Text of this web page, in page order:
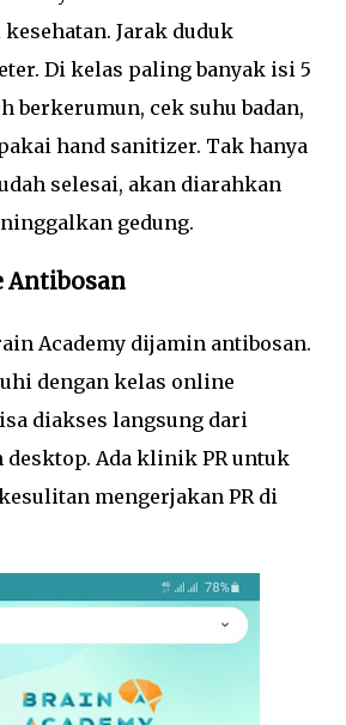
Jarak duduk
Di kelas paling banyak isi 5
berkerumun, cek suhu badan,
hand sanitizer. Tak hanya
selesai, akan diarahkan
gedung.
Antibosan
Academy dijamin antibosan.
dengan kelas online
diakses langsung dari
Ada klinik PR untuk
mengerjakan PR di